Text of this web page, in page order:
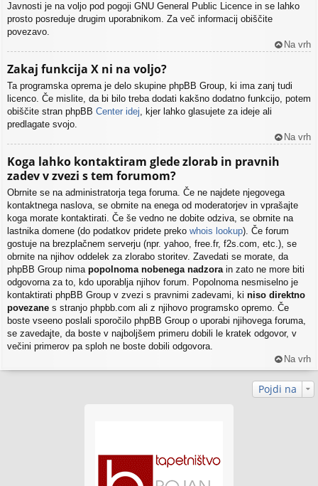
Javnosti je na voljo pod pogoji GNU General Public Licence in se lahko
prosto posreduje drugim uporabnikom. Za več informacij obiščite
povezavo.
Na vrh
Zakaj funkcija X ni na voljo?
Ta programska oprema je delo skupine phpBB Group, ki ima zanj tudi
licenco. Če mislite, da bi bilo treba dodati kakšno dodatno funkcijo, potem
obiščite stran phpBB Center idej, kjer lahko glasujete za ideje ali
predlagate svojo.
Na vrh
Koga lahko kontaktiram glede zlorab in pravnih
zadev v zvezi s tem forumom?
Obrnite se na administratorja tega foruma. Če ne najdete njegovega
kontaktnega naslova, se obrnite na enega od moderatorjev in vprašajte
koga morate kontaktirati. Če še vedno ne dobite odziva, se obrnite na
lastnika domene (do podatkov pridete preko whois lookup). Če forum
gostuje na brezplačnem serverju (npr. yahoo, free.fr, f2s.com, etc.), se
obrnite na njihov oddelek za zlorabo storitev. Zavedati se morate, da
phpBB Group nima popolnoma nobenega nadzorain zato ne more biti
odgovorna za to, kdo uporablja njihov forum. Popolnoma nesmiselno je
kontaktirati phpBB Group v zvezi s pravnimi zadevami, ki niso direktno
povezane s stranjo phpbb.com ali z njihovo programsko opremo. Če
boste vseeno poslali sporočilo phpBB Group o uporabi njihovega foruma,
se zavedajte, da boste v najboljšem primeru dobili le kratek odgovor, v
večini primerov pa sploh ne boste dobili odgovora.
Na vrh
Pojdi na